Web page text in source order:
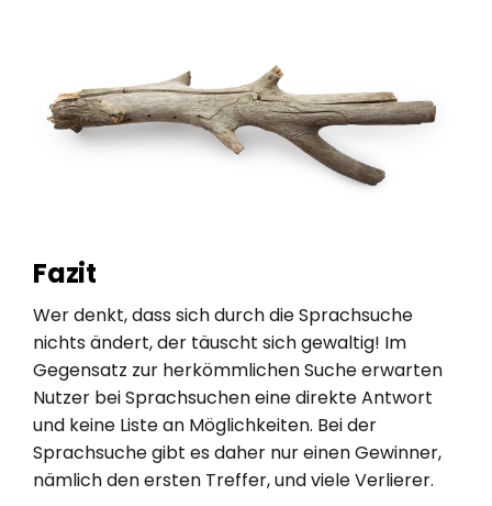
Fazit
Wer denkt, dass sich durch die Sprachsuche
nichts ändert, der täuscht sich gewaltig! Im
Gegensatz zur herkömmlichen Suche erwarten
Nutzer bei Sprachsuchen eine direkte Antwort
und keine Liste an Möglichkeiten. Bei der
Sprachsuche gibt es daher nur einen Gewinner,
nämlich den ersten Treffer, und viele Verlierer.